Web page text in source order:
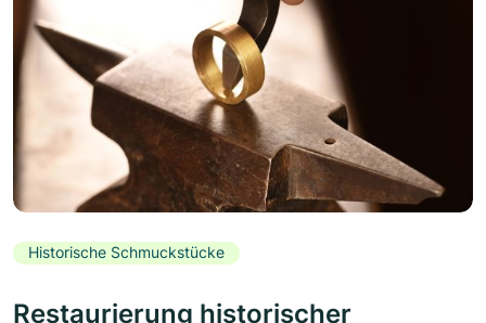
Historische Schmuckstücke
Restaurierung historischer